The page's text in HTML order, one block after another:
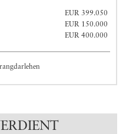
EUR 399.050
EUR 150.000
EUR 400.000